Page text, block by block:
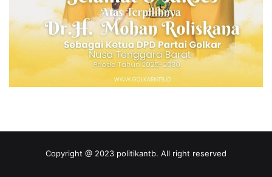
Copyright @ 2023 politikantb. All right reserved